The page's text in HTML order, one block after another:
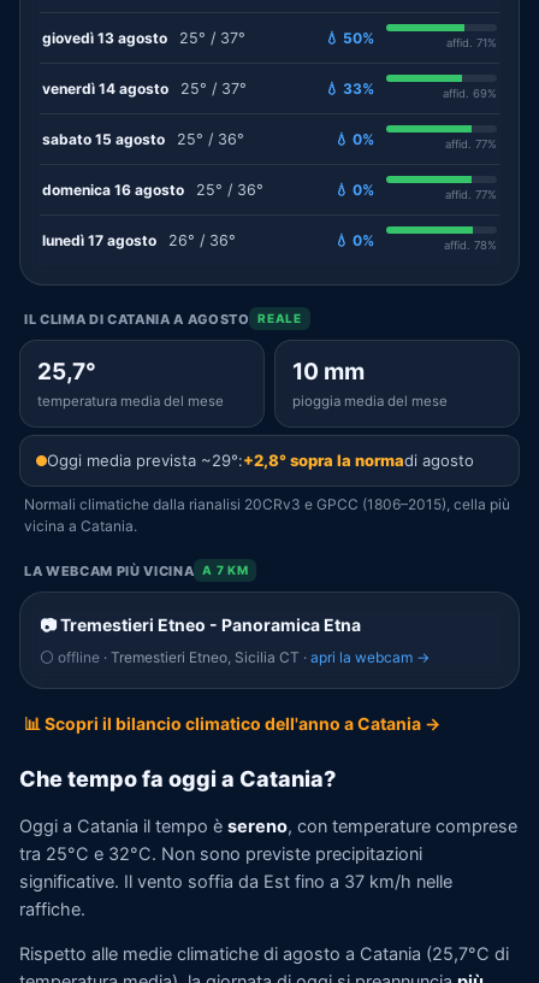
giovedì 13 agosto 25° / 37° 💧 50% affid. 71%
venerdì 14 agosto 25° / 37° 💧 33% affid. 69%
sabato 15 agosto 25° / 36° 💧 0% affid. 77%
domenica 16 agosto 25° / 36° 💧 0% affid. 77%
lunedì 17 agosto 26° / 36° 💧 0% affid. 78%
IL CLIMA DI CATANIA A AGOSTO REALE
25,7°
temperatura media del mese
10 mm
pioggia media del mese
Oggi media prevista ~29°:+2,8° sopra la normadi agosto
Normali climatiche dalla rianalisi 20CRv3 e GPCC (1806–2015), cella più
vicina a Catania.
LA WEBCAM PIÙ VICINA A 7 KM
📷 Tremestieri Etneo - Panoramica Etna
⚪ offline · Tremestieri Etneo, Sicilia CT · apri la webcam →
📊 Scopri il bilancio climatico dell'anno a Catania →
Che tempo fa oggi a Catania?
Oggi a Catania il tempo è sereno, con temperature comprese
tra 25°C e 32°C. Non sono previste precipitazioni
significative. Il vento soffia da Est fino a 37 km/h nelle
raffiche.
Rispetto alle medie climatiche di agosto a Catania (25,7°C di